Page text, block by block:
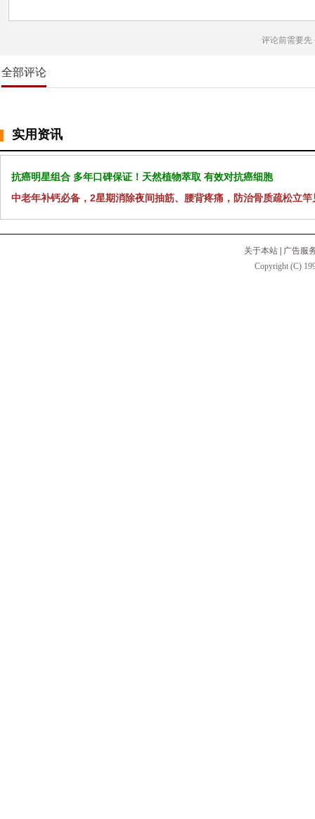
评论前需要先
全部评论
实用资讯
抗癌明星组合 多年口碑保证！天然植物萃取 有效对抗癌细胞
中老年补钙必备，2星期消除夜间抽筋、腰背疼痛，防治骨质疏松立竿
关于本站
广告服
Copyright (C)